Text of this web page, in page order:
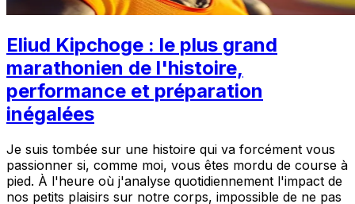
Eliud Kipchoge : le plus grand
marathonien de l'histoire,
performance et préparation
inégalées
Je suis tombée sur une histoire qui va forcément vous
passionner si, comme moi, vous êtes mordu de course à
pied. À l'heure où j'analyse quotidiennement l'impact de
nos petits plaisirs sur notre corps, impossible de ne pas